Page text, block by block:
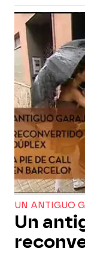
UN ANTIGUO
Un